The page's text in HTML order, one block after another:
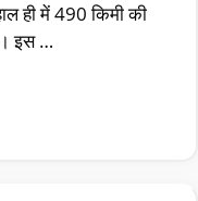
ही में 490 किमी की
इस …